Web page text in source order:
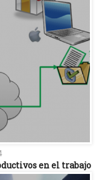
en el trabajo